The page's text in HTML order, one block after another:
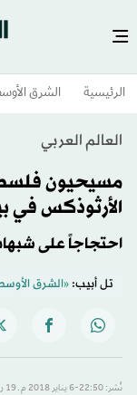
الرئيسية الشرق
العالم العربي
مسيحيون
الأرثوذكس في
احتجاجاً على
تل أبيب:«الشرق
نُشر: 22:50-6 يناير 2018 م ـ 19 ربيع الثاني 1439 هـ